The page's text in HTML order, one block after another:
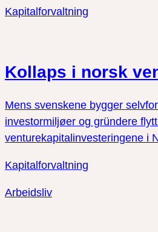
Kapitalforvaltning
Kollaps i norsk
Mens svenskene bygger
investormiljøer og gründere
venturekapitalinvesteringene i
Kapitalforvaltning
Arbeidsliv